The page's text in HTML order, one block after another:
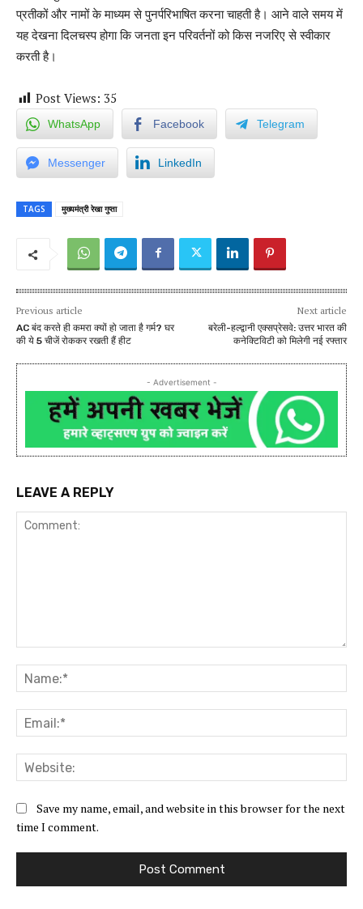
प्रतीकों और नामों के माध्यम से पुनर्परिभाषित करना चाहती है। आने वाले समय में
यह देखना दिलचस्प होगा कि जनता इन परिवर्तनों को किस नजरिए से स्वीकार
करती है।
Post Views: 35
WhatsApp Facebook Telegram
Messenger LinkedIn
TAGS मुख्यमंत्री रेखा गुप्ता
Previous article
AC बंद करते ही कमरा क्यों हो जाता है गर्म? घर
की ये 5 चीजें रोककर रखती हैं हीट
Next article
बरेली-हल्द्वानी एक्सप्रेसवे: उत्तर भारत की
कनेक्टिविटी को मिलेगी नई रफ्तार
- Advertisement -
LEAVE A REPLY
Save my name, email, and website in this browser for the next
time I comment.